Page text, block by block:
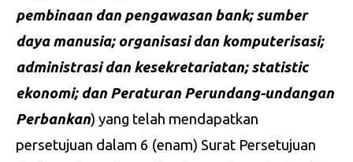
pembinaan dan pengawasan bank; sumber
daya manusia; organisasi dan komputerisasi;
administrasi dan kesekretariatan; statistic
ekonomi; dan Peraturan Perundang-undangan
Perbankan) yang telah mendapatkan
persetujuan dalam 6 (enam) Surat Persetujuan